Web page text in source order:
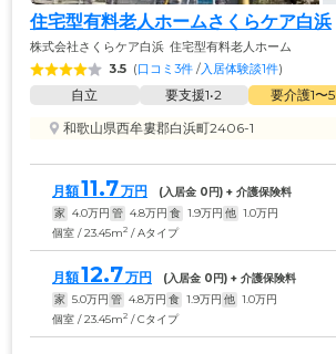
住宅型有料老人ホームさくらケア白浜
株式会社さくらケア白浜 住宅型有料老人ホーム
3.5 (口コミ3件 /入居体験談1件)
自立 要支援1•2 要介護1〜5
和歌山県西牟婁郡白浜町2406-1
月額11.7万円 (入居金 0円) + 介護保険料
家 4.0万円 管 4.8万円 食 1.9万円 他 1.0万円
個室 / 23.45m2 / Aタイプ
月額12.7万円 (入居金 0円) + 介護保険料
家 5.0万円 管 4.8万円 食 1.9万円 他 1.0万円
個室 / 23.45m2 / Cタイプ